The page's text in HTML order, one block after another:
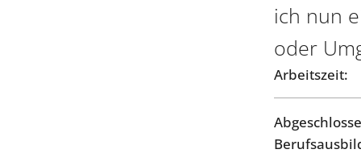
ich nun
oder
Arbeitszeit: